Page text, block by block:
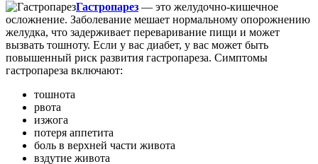
Гастропарез — это желудочно-кишечное
осложнение. Заболевание мешает нормальному опорожнению
желудка, что задерживает переваривание пищи и может
вызвать тошноту. Если у вас диабет, у вас может быть
повышенный риск развития гастропареза. Симптомы
гастропареза включают:
тошнота
рвота
изжога
потеря аппетита
боль в верхней части живота
вздутие живота